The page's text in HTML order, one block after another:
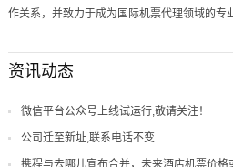
作关系，并致力于成为国际机票代理领域的专
资讯动态
微信平台公众号上线试运行,敬请关注！
公司迁至新址,联系电话不变
携程与去哪儿宣布合并，未来酒店机票价格